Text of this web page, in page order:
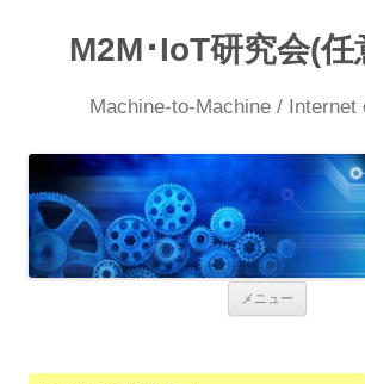
M2M･IoT研究会(任
Machine-to-Machine / Internet
メニュー